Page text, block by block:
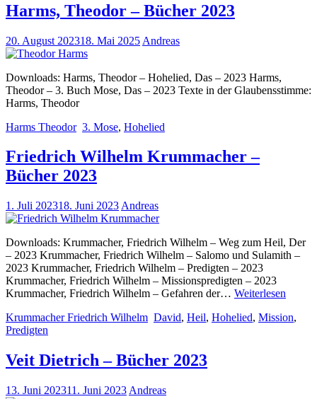
Harms, Theodor – Bücher 2023
20. August 202318. Mai 2025 Andreas
Downloads: Harms, Theodor – Hohelied, Das – 2023 Harms,
Theodor – 3. Buch Mose, Das – 2023 Texte in der Glaubensstimme:
Harms, Theodor
Harms Theodor 3. Mose, Hohelied
Friedrich Wilhelm Krummacher –
Bücher 2023
1. Juli 202318. Juni 2023 Andreas
Downloads: Krummacher, Friedrich Wilhelm – Weg zum Heil, Der
– 2023 Krummacher, Friedrich Wilhelm – Salomo und Sulamith –
2023 Krummacher, Friedrich Wilhelm – Predigten – 2023
Krummacher, Friedrich Wilhelm – Missionspredigten – 2023
Krummacher, Friedrich Wilhelm – Gefahren der… Weiterlesen
Krummacher Friedrich Wilhelm David, Heil, Hohelied, Mission,
Predigten
Veit Dietrich – Bücher 2023
13. Juni 202311. Juni 2023 Andreas